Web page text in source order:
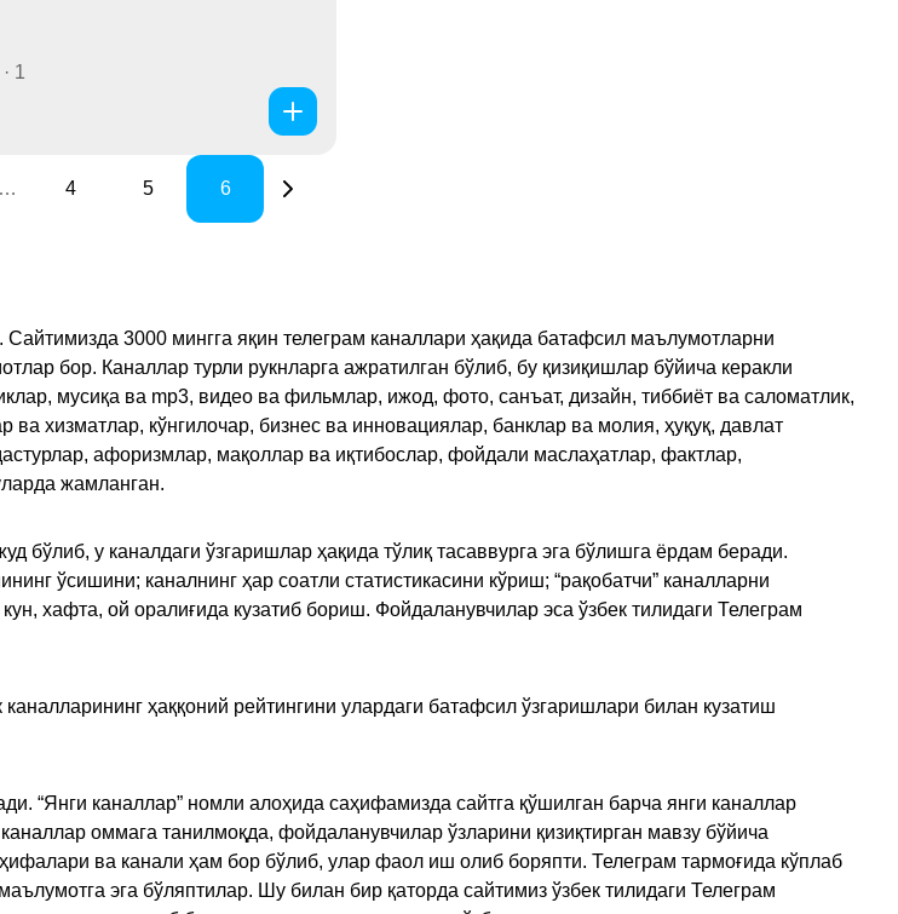
1
… 4 5 6
Сайтимизда 3000 мингга яқин телеграм каналлари ҳақида батафсил маълумотларни
бор. Каналлар турли рукнларга ажратилган бўлиб, бу қизиқишлар бўйича керакли
мусиқа ва mp3, видео ва фильмлар, ижод, фото, санъат, дизайн, тиббиёт ва саломатлик,
хизматлар, кўнгилочар, бизнес ва инновациялар, банклар ва молия, ҳуқуқ, давлат
афоризмлар, мақоллар ва иқтибослар, фойдали маслаҳатлар, фактлар,
жамланган.
бўлиб, у каналдаги ўзгаришлар ҳақида тўлиқ тасаввурга эга бўлишга ёрдам беради.
ўсишини; каналнинг ҳар соатли статистикасини кўриш; “рақобатчи” каналларни
хафта, ой оралиғида кузатиб бориш. Фойдаланувчилар эса ўзбек тилидаги Телеграм
ҳаққоний рейтингини улардаги батафсил ўзгаришлари билан кузатиш
“Янги каналлар” номли алоҳида саҳифамизда сайтга қўшилган барча янги каналлар
оммага танилмоқда, фойдаланувчилар ўзларини қизиқтирган мавзу бўйича
ва канали ҳам бор бўлиб, улар фаол иш олиб боряпти. Телеграм тармоғида кўплаб
эга бўляптилар. Шу билан бир қаторда сайтимиз ўзбек тилидаги Телеграм